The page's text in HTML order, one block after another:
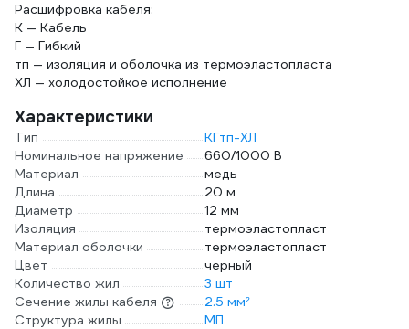
Расшифровка кабеля:
К — Кабель
Г — Гибкий
тп — изоляция и оболочка из термоэластопласта
ХЛ — холодостойкое исполнение
Характеристики
Тип
КГтп-ХЛ
Номинальное напряжение
660/1000 В
Материал
медь
Длина
20 м
Диаметр
12 мм
Изоляция
термоэластопласт
Материал оболочки
термоэластопласт
Цвет
черный
Количество жил
3 шт
Сечение жилы кабеля
2.5 мм²
Структура жилы
МП